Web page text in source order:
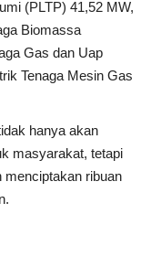
(PLTP) 41,52 MW,
Biomassa
Gas dan Uap
Tenaga Mesin Gas
hanya akan
masyarakat, tetapi
menciptakan ribuan